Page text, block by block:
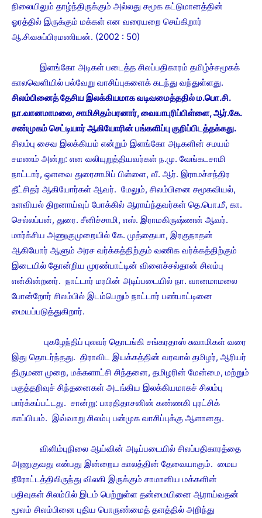
நிலையிலும் தாழ்ந்திருக்கும் அல்லது சமூக கட்டுமானத்தின்
ஓரத்தில் இருக்கும் மக்கள் என வரையறை செய்கிறார்
ஆ.சிவசுப்பிரமணியன். (2002 : 50)
இளங்கோ அடிகள் படைத்த சிலப்பதிகாரம் தமிழ்ச்சமூகக்
காலவெளியில் பல்வேறு வாசிப்புகளைக் கடந்து வந்துள்ளது.
சிலம்பினைத் தேசிய இலக்கியமாக வடிவமைத்ததில் ம.பொ.சி.
நா.வானமாமலை, சாமிசிதம்பரனார், வையாபுரிப்பிள்ளை, ஆர்.கே.
சண்முகம் செட்டியார் ஆகியோரின் பங்களிப்பு குறிப்பிடத்தக்கது.
சிலம்பு சைவ இலக்கியம் என்றும் இளங்கோ அடிகளின் சமயம்
சமணம் அன்று: என வலியுறுத்தியவர்கள் ந.மு. வேங்கடசாமி
நாட்டார், ஒளவை துரைசாமிப் பிள்ளை, வீ. ஆர். இராமச்சந்திர
தீட்சிதர் ஆகியோர்கள் ஆவர். மேலும், சிலம்பினை சமூகவியல்,
உளவியல் திறனாய்வுப் போக்கில் ஆராய்ந்தவர்கள் தெ.பொ.மீ, கா.
செல்லப்பன், துரை. சீனிச்சாமி, எஸ். இராமகிருஷ்ணன் ஆவர்.
மார்க்சிய அணுகுமுறையில் கே. முத்தையா, இரகுநாதன்
ஆகியோர் ஆளும் அரச வர்க்கத்திற்கும் வணிக வர்க்கத்திற்கும்
இடையில் தோன்றிய முரண்பாட்டின் விளைச்சல்தான் சிலம்பு
என்கின்றனர். நாட்டார் மரபின் அடிப்படையில் நா. வானமாமலை
போன்றோர் சிலம்பில் இடம்பெறும் நாட்டார் பண்பாட்டினை
மையப்படுத்துகிறார்.
புகழேந்திப் புலவர் தொடங்கி சங்கரதாஸ் சுவாமிகள் வரை
இது தொடர்ந்தது. திராவிட இயக்கத்தின் வரவால் தமிழர், ஆரியர்
திருமண முறை, மக்களாட்சி சிந்தனை, தமிழரின் மேன்மை, மற்றும்
பகுத்தறிவுச் சிந்தனைகள் அடங்கிய இலக்கியமாகச் சிலம்பு
பார்க்கப்பட்டது. சான்று: பாரதிதாசனின் கண்ணகி புரட்சிக்
காப்பியம். இவ்வாறு சிலம்பு பன்முக வாசிப்புக்கு ஆளானது.
விளிம்புநிலை ஆய்வின் அடிப்படையில் சிலப்பதிகாரத்தை
அணுகுவது என்பது இன்றைய காலத்தின் தேவையாகும். மைய
நீரோட்டத்திலிருந்து விலகி இருக்கும் சாமானிய மக்களின்
பதிவுகள் சிலம்பில் இடம் பெற்றுள்ள தன்மையினை ஆராய்வதன்
மூலம் சிலம்பினை புதிய பொருண்மைத் தளத்தில் அறிந்து